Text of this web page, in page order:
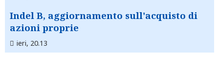
Indel B, aggiornamento sull'acquisto di
azioni proprie
ieri, 20.13